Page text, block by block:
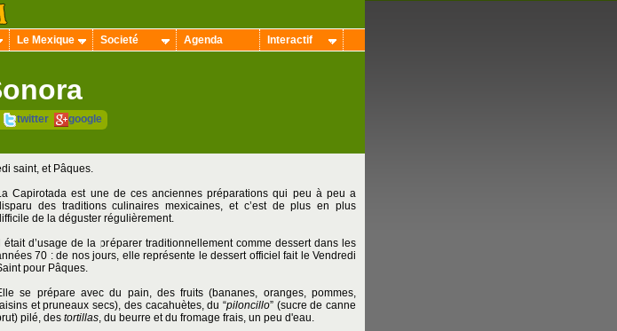
Le Mexique Societé Agenda Interactif
twitter google
saint, et Pâques.
Capirotada est une de ces anciennes préparations qui peu à peu a
des traditions culinaires mexicaines, et c’est de plus en plus
de la déguster régulièrement.
Il était d’usage de la préparer traditionnellement comme dessert dans les
70 : de nos jours, elle représente le dessert officiel fait le Vendredi
pour Pâques.
se prépare avec du pain, des fruits (bananes, oranges, pommes,
et pruneaux secs), des cacahuètes, du “piloncillo” (sucre de canne
pilé, des tortillas, du beurre et du fromage frais, un peu d'eau.